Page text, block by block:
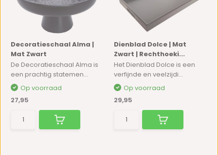
Decoratieschaal Alma |
Mat Zwart
De Decoratieschaal Alma is
een prachtig statemen...
Op voorraad
27,95
Dienblad Dolce | Mat
Zwart | Rechthoeki...
Het Dienblad Dolce is een
verfijnde en veelzijdi...
Op voorraad
29,95